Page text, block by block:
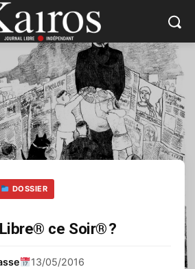
DOSSIER
ce Soir® ?
13/05/2016